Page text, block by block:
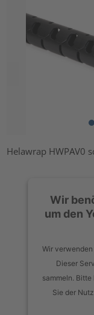
Helawrap HWPAV0
Wir
um den
Wir verwenden
Dieser
sammeln.
Sie der